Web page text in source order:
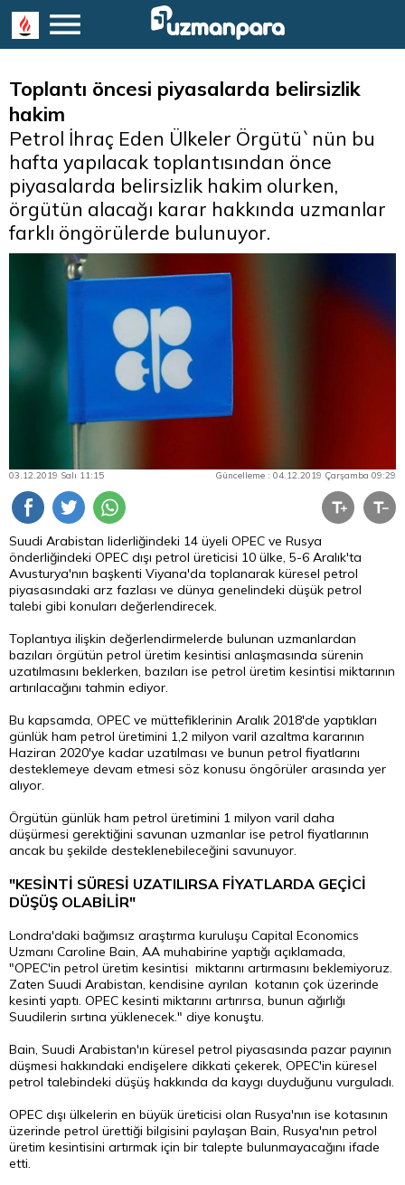
Toplantı öncesi piyasalarda belirsizlik
hakim
Petrol İhraç Eden Ülkeler Örgütü`nün bu
hafta yapılacak toplantısından önce
piyasalarda belirsizlik hakim olurken,
örgütün alacağı karar hakkında uzmanlar
farklı öngörülerde bulunuyor.
03.12.2019 Salı 11:15 Güncelleme : 04.12.2019 Çarşamba 09:29
Suudi Arabistan liderliğindeki 14 üyeli OPEC ve Rusya
önderliğindeki OPEC dışı petrol üreticisi 10 ülke, 5-6 Aralık'ta
Avusturya'nın başkenti Viyana'da toplanarak küresel petrol
piyasasındaki arz fazlası ve dünya genelindeki düşük petrol
talebi gibi konuları değerlendirecek.
Toplantıya ilişkin değerlendirmelerde bulunan uzmanlardan
bazıları örgütün petrol üretim kesintisi anlaşmasında sürenin
uzatılmasını beklerken, bazıları ise petrol üretim kesintisi miktarının
artırılacağını tahmin ediyor.
Bu kapsamda, OPEC ve müttefiklerinin Aralık 2018'de yaptıkları
günlük ham petrol üretimini 1,2 milyon varil azaltma kararının
Haziran 2020'ye kadar uzatılması ve bunun petrol fiyatlarını
desteklemeye devam etmesi söz konusu öngörüler arasında yer
alıyor.
Örgütün günlük ham petrol üretimini 1 milyon varil daha
düşürmesi gerektiğini savunan uzmanlar ise petrol fiyatlarının
ancak bu şekilde desteklenebileceğini savunuyor.
"KESİNTİ SÜRESİ UZATILIRSA FİYATLARDA GEÇİCİ
DÜŞÜŞ OLABİLİR"
Londra'daki bağımsız araştırma kuruluşu Capital Economics
Uzmanı Caroline Bain, AA muhabirine yaptığı açıklamada,
"OPEC'in petrol üretim kesintisi miktarını artırmasını beklemiyoruz.
Zaten Suudi Arabistan, kendisine ayrılan kotanın çok üzerinde
kesinti yaptı. OPEC kesinti miktarını artırırsa, bunun ağırlığı
Suudilerin sırtına yüklenecek." diye konuştu.
Bain, Suudi Arabistan'ın küresel petrol piyasasında pazar payının
düşmesi hakkındaki endişelere dikkati çekerek, OPEC'in küresel
petrol talebindeki düşüş hakkında da kaygı duyduğunu vurguladı.
OPEC dışı ülkelerin en büyük üreticisi olan Rusya'nın ise kotasının
üzerinde petrol ürettiği bilgisini paylaşan Bain, Rusya'nın petrol
üretim kesintisini artırmak için bir talepte bulunmayacağını ifade
etti.